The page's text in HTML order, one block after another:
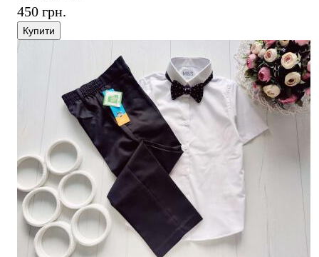
450 грн.
Купити